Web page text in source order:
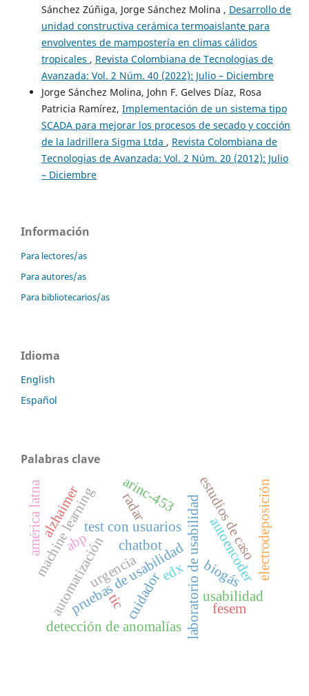
Sánchez Zúñiga, Jorge Sánchez Molina , Desarrollo de
unidad constructiva cerámica termoaislante para
envolventes de mampostería en climas cálidos
tropicales , Revista Colombiana de Tecnologias de
Avanzada: Vol. 2 Núm. 40 (2022): Julio – Diciembre
Jorge Sánchez Molina, John F. Gelves Díaz, Rosa
Patricia Ramírez, Implementación de un sistema tipo
SCADA para mejorar los procesos de secado y cocción
de la ladrillera Sigma Ltda , Revista Colombiana de
Tecnologias de Avanzada: Vol. 2 Núm. 20 (2012): Julio
– Diciembre
Información
Para lectores/as
Para autores/as
Para bibliotecarios/as
Idioma
English
Español
Palabras clave
laboratorio de usabilidad
pruebas de usabilidad
test con usuarios
usabilidad
automatización biogás
detección de anomalías
autoencoder
machine learning
abp estudios de casoelectrodeposición
fesem
edx
chatbot
alzhaimer
cuidador
urgencia
tic
américa latna radar
arinc-453